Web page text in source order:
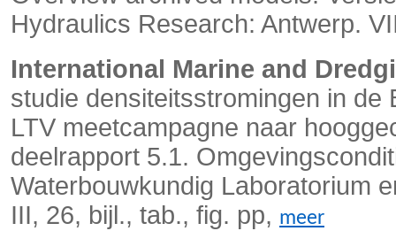
Hydraulics Research: Antwerp.
International Marine and
studie densiteitsstromingen in
LTV meetcampagne naar
deelrapport 5.1.
Waterbouwkundig Laboratorium
III, 26, bijl., tab., fig. pp, meer